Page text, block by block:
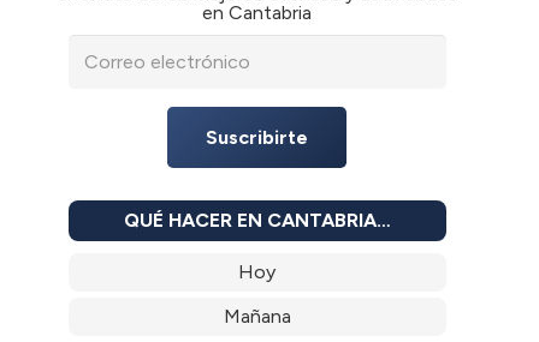
en Cantabria
Suscribirte
QUÉ HACER EN CANTABRIA…
Hoy
Mañana